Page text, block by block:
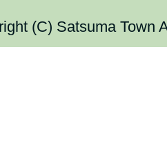
(C) Satsuma Town